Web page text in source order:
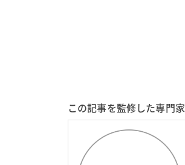
この記事を監修した専門家